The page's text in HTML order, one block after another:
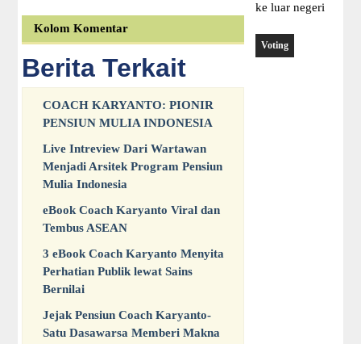
Kolom Komentar
Berita Terkait
COACH KARYANTO: PIONIR
PENSIUN MULIA INDONESIA
Live Intreview Dari Wartawan
Menjadi Arsitek Program Pensiun
Mulia Indonesia
eBook Coach Karyanto Viral dan
Tembus ASEAN
3 eBook Coach Karyanto Menyita
Perhatian Publik lewat Sains
Bernilai
Jejak Pensiun Coach Karyanto-
Satu Dasawarsa Memberi Makna
ke luar negeri